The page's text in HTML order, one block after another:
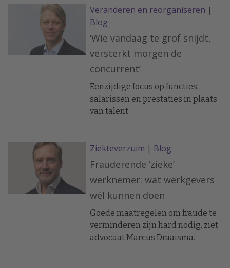
Veranderen en reorganiseren |
Blog
‘Wie vandaag te grof snijdt,
versterkt morgen de
concurrent’
Eenzijdige focus op functies,
salarissen en prestaties in plaats
van talent.
Ziekteverzuim | Blog
Frauderende ‘zieke’
werknemer: wat werkgevers
wél kunnen doen
Goede maatregelen om fraude te
verminderen zijn hard nodig, ziet
advocaat Marcus Draaisma.